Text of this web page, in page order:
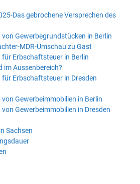
Das gebrochene Versprechen des
Gewerbegrundstücken in Berlin
MDR-Umschau zu Gast
Erbschaftsteuer in Berlin
im Aussenbereich?
Erbschaftsteuer in Dresden
Gewerbeimmobilien in Berlin
Gewerbeimmobilien in Dresden
Sachsen